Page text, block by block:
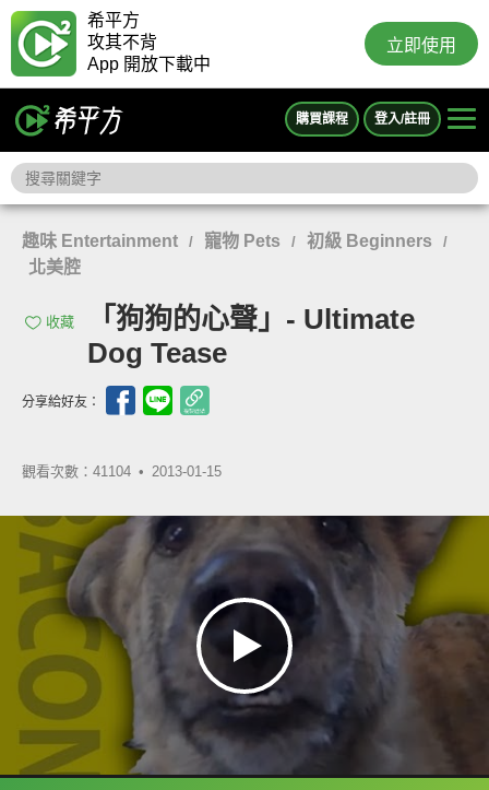
希平方
攻其不背
App 開放下載中
立即使用
購買課程 登入/註冊
趣味 Entertainment / 寵物 Pets / 初級 Beginners /
北美腔
收藏
「狗狗的心聲」- Ultimate
Dog Tease
分享給好友：
觀看次數：41104 • 2013-01-15